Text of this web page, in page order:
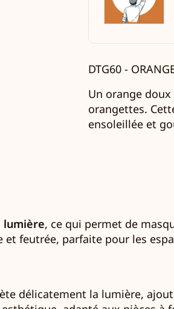
DTG60 -
Un orange
orangettes.
ensoleillée et
lumière, ce qui permet de
et feutrée, parfaite pour les
délicatement la lumière,